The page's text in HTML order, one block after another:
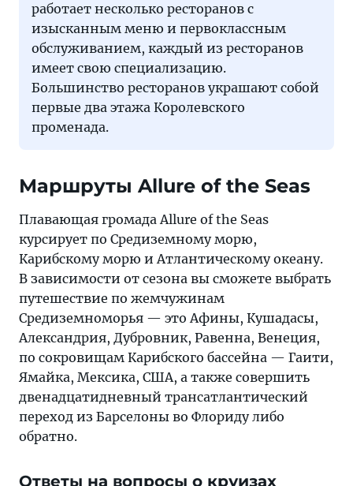
работает несколько ресторанов с
изысканным меню и первоклассным
обслуживанием, каждый из ресторанов
имеет свою специализацию.
Большинство ресторанов украшают собой
первые два этажа Королевского
променада.
Маршруты Allure of the Seas
Плавающая громада Allure of the Seas
курсирует по Средиземному морю,
Карибскому морю и Атлантическому океану.
В зависимости от сезона вы сможете выбрать
путешествие по жемчужинам
Средиземноморья — это Афины, Кушадасы,
Александрия, Дубровник, Равенна, Венеция,
по сокровищам Карибского бассейна — Гаити,
Ямайка, Мексика, США, а также совершить
двенадцатидневный трансатлантический
переход из Барселоны во Флориду либо
обратно.
Ответы на вопросы о круизах